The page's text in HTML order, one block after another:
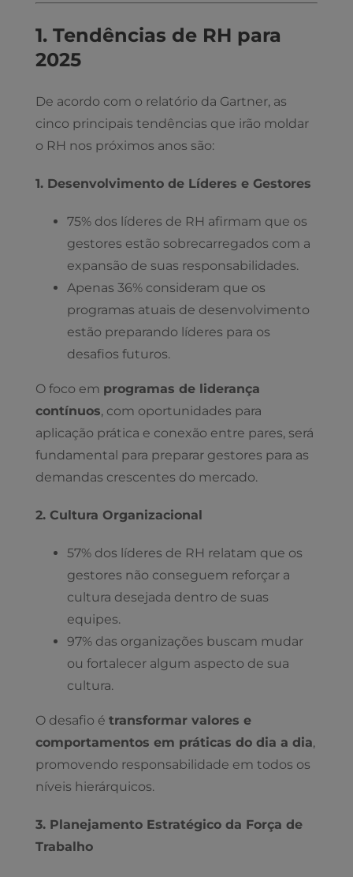
1. Tendências de RH para
2025
De acordo com o relatório da Gartner, as
cinco principais tendências que irão moldar
o RH nos próximos anos são:
1. Desenvolvimento de Líderes e Gestores
75% dos líderes de RH afirmam que os
gestores estão sobrecarregados com a
expansão de suas responsabilidades.
Apenas 36% consideram que os
programas atuais de desenvolvimento
estão preparando líderes para os
desafios futuros.
O foco em programas de liderança
contínuos, com oportunidades para
aplicação prática e conexão entre pares, será
fundamental para preparar gestores para as
demandas crescentes do mercado.
2. Cultura Organizacional
57% dos líderes de RH relatam que os
gestores não conseguem reforçar a
cultura desejada dentro de suas
equipes.
97% das organizações buscam mudar
ou fortalecer algum aspecto de sua
cultura.
O desafio é transformar valores e
comportamentos em práticas do dia a dia,
promovendo responsabilidade em todos os
níveis hierárquicos.
3. Planejamento Estratégico da Força de
Trabalho